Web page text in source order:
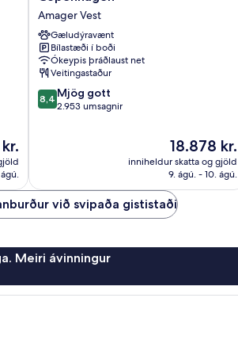
Marriott
Bella
Sky
Copenhagen
Amager
Vest
Amager Vest
Gæludýravænt
Bílastæði í boði
Ókeypis þráðlaust net
Veitingastaður
8.4
af
8,4 Mjög gott
2.953 umsagnir
Verðið
er
18.878 kr.
18.878 kr.
inniheldur skatta og gjöld
9. ágú. - 10. ágú.
við svipaða gististaði
Meiri ávinningur